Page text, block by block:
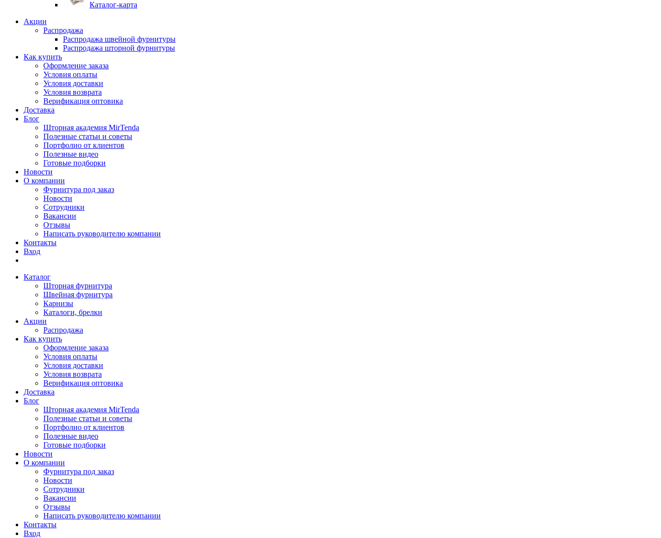
Каталог-карта
Акции
Распродажа
Распродажа швейной фурнитуры
Распродажа шторной фурнитуры
Как купить
Оформление заказа
Условия оплаты
Условия доставки
Условия возврата
Верификация оптовика
Доставка
Блог
Шторная академия MirTenda
Полезные статьи и советы
Портфолио от клиентов
Полезные видео
Готовые подборки
Новости
О компании
Фурнитура под заказ
Новости
Сотрудники
Вакансии
Отзывы
Написать руководителю компании
Контакты
Вход
Каталог
Шторная фурнитура
Швейная фурнитура
Карнизы
Каталоги, брелки
Акции
Распродажа
Как купить
Оформление заказа
Условия оплаты
Условия доставки
Условия возврата
Верификация оптовика
Доставка
Блог
Шторная академия MirTenda
Полезные статьи и советы
Портфолио от клиентов
Полезные видео
Готовые подборки
Новости
О компании
Фурнитура под заказ
Новости
Сотрудники
Вакансии
Отзывы
Написать руководителю компании
Контакты
Вход